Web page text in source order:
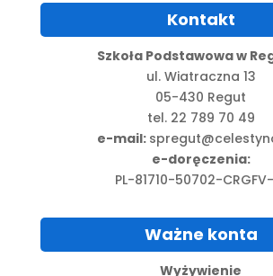
Kontakt
Szkoła Podstawowa w
ul. Wiatraczna 13
05-430 Regut
tel. 22 789 70 49
e-mail:
e-doręczenia:
PL-81710-50702-
Ważne konta
Wyżywienie